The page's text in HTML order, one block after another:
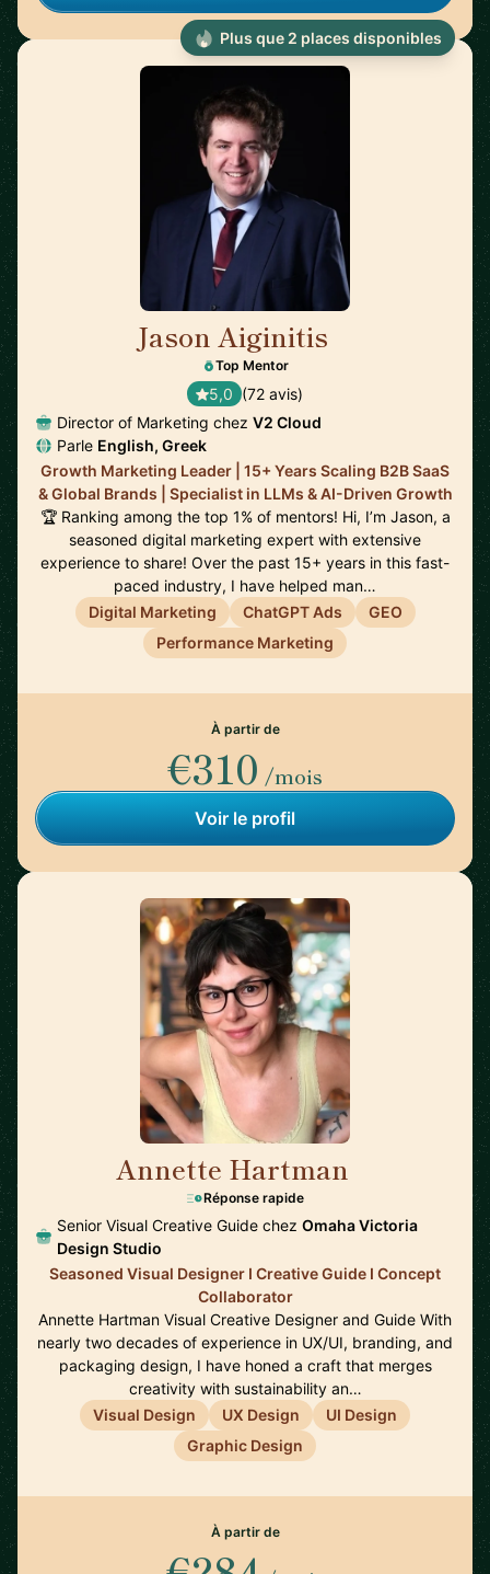
Jason Aiginitis
Top Mentor
5,0 (72 avis)
Director of Marketing chez V2 Cloud
Parle English, Greek
Growth Marketing Leader | 15+ Years Scaling B2B SaaS
& Global Brands | Specialist in LLMs & AI-Driven Growth
🏆 Ranking among the top 1% of mentors! Hi, I’m Jason, a
seasoned digital marketing expert with extensive
experience to share! Over the past 15+ years in this fast-
paced industry, I have helped man…
Digital Marketing
ChatGPT Ads
GEO
Performance Marketing
À partir de
€310 /mois
Voir le profil
Plus que 2 places disponibles
Annette Hartman
Réponse rapide
Senior Visual Creative Guide chez Omaha Victoria
Design Studio
Seasoned Visual Designer I Creative Guide I Concept
Collaborator
Annette Hartman Visual Creative Designer and Guide With
nearly two decades of experience in UX/UI, branding, and
packaging design, I have honed a craft that merges
creativity with sustainability an…
Visual Design
UX Design
UI Design
Graphic Design
À partir de